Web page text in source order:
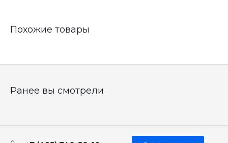
Похожие товары
Ранее вы смотрели